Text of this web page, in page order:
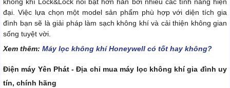
không khí Lock&Lock nổi bật hơn hẳn bởi nhiều các tính năng hiện
đại. Việc lựa chọn một model sản phẩm phù hợp với diện tích gia
đình bạn sẽ là giải pháp làm sạch không khí và cải thiện không gian
sống tuyệt vời.
Xem thêm: Máy lọc không khí Honeywell có tốt hay không?
Điện máy Yên Phát - Địa chỉ mua máy lọc không khí gia đình uy
tín, chính hãng